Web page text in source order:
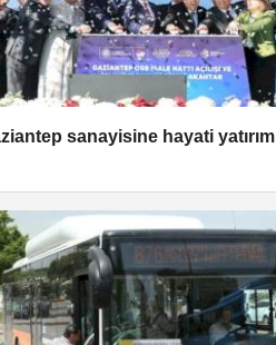
sanayisine hayati yatırım